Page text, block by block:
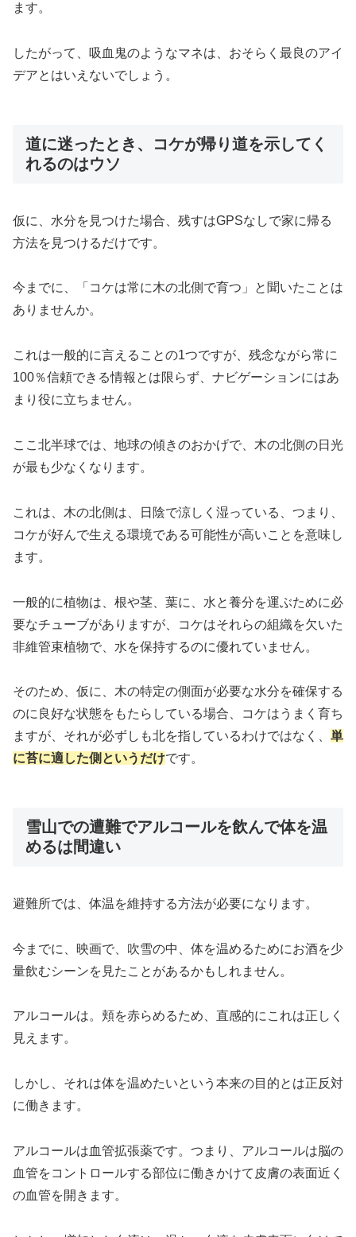
ます。
したがって、吸血鬼のようなマネは、おそらく最良のアイ
デアとはいえないでしょう。
道に迷ったとき、コケが帰り道を示してく
れるのはウソ
仮に、水分を見つけた場合、残すはGPSなしで家に帰る
方法を見つけるだけです。
今までに、「コケは常に木の北側で育つ」と聞いたことは
ありませんか。
これは一般的に言えることの1つですが、残念ながら常に
100％信頼できる情報とは限らず、ナビゲーションにはあ
まり役に立ちません。
ここ北半球では、地球の傾きのおかげで、木の北側の日光
が最も少なくなります。
これは、木の北側は、日陰で涼しく湿っている、つまり、
コケが好んで生える環境である可能性が高いことを意味し
ます。
一般的に植物は、根や茎、葉に、水と養分を運ぶために必
要なチューブがありますが、コケはそれらの組織を欠いた
非維管束植物で、水を保持するのに優れていません。
そのため、仮に、木の特定の側面が必要な水分を確保する
のに良好な状態をもたらしている場合、コケはうまく育ち
ますが、それが必ずしも北を指しているわけではなく、 単
に苔に適した側というだけです。
雪山での遭難でアルコールを飲んで体を温
めるは間違い
避難所では、体温を維持する方法が必要になります。
今までに、映画で、吹雪の中、体を温めるためにお酒を少
量飲むシーンを見たことがあるかもしれません。
アルコールは。頬を赤らめるため、直感的にこれは正しく
見えます。
しかし、それは体を温めたいという本来の目的とは正反対
に働きます。
アルコールは血管拡張薬です。つまり、アルコールは脳の
血管をコントロールする部位に働きかけて皮膚の表面近く
の血管を開きます。